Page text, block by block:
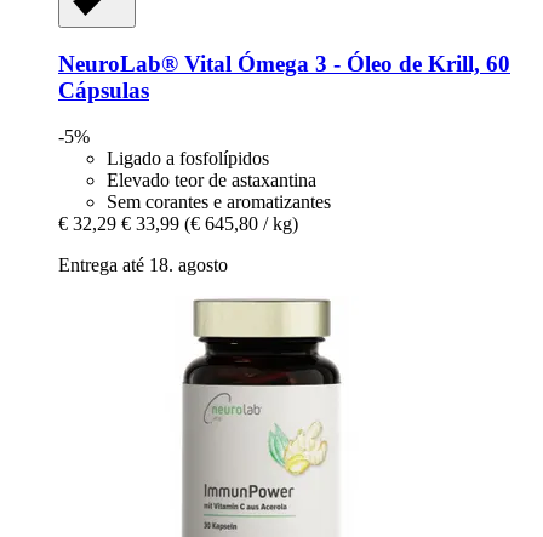
NeuroLab® Vital Ómega 3 -​ Óleo de Krill, 60
Cápsulas
-5%
Ligado a fosfolípidos
Elevado teor de astaxantina
Sem corantes e aromatizantes
€ 32,29 € 33,99 (€ 645,80 / kg)
Entrega até 18. agosto